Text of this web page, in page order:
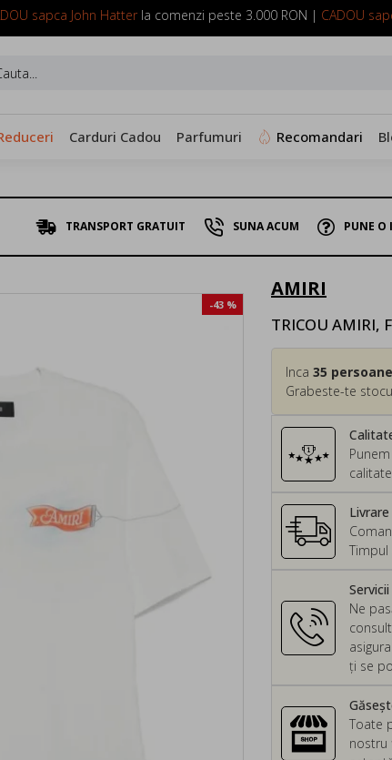
sapca John Hatterla comenzi peste 3.000 RON | CADOU
SUNA ACUM: 0799 098 088
Carduri Cadou Parfumuri Recomandari
TRANSPORT GRATUIT SUNA ACUM PUNE O
-43 %
AMIRI
TRICOU AMIRI,
Inca 35 persoane
Grabeste-te
Ne
ți se
Toate
nostru